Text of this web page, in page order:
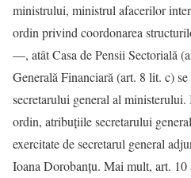
ministrului, ministrul afacerilor
ordin privind coordonarea
—, atât Casa de Pensii Sectorială
Generală Financiară (art. 8 lit. c)
secretarului general al
ordin, atribuțiile secretarului
exercitate de secretarul general
Ioana Dorobanțu. Mai mult, art. 10